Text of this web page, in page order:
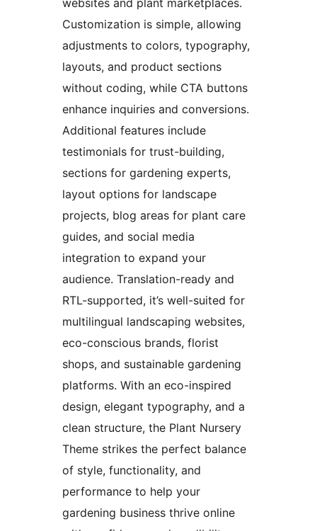
Customization is simple, allowing
adjustments to colors, typography,
layouts, and product sections
without coding, while CTA buttons
enhance inquiries and conversions.
Additional features include
testimonials for trust-building,
sections for gardening experts,
layout options for landscape
projects, blog areas for plant care
guides, and social media
integration to expand your
audience. Translation-ready and
RTL-supported, it’s well-suited for
multilingual landscaping websites,
eco-conscious brands, florist
shops, and sustainable gardening
platforms. With an eco-inspired
design, elegant typography, and a
clean structure, the Plant Nursery
Theme strikes the perfect balance
of style, functionality, and
performance to help your
gardening business thrive online